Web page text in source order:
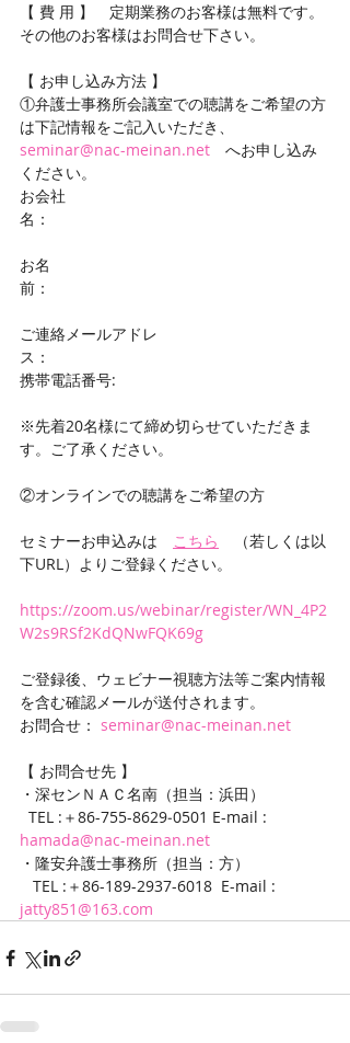
【 費 用 】　定期業務のお客様は無料です。
その他のお客様はお問合せ下さい。
【 お申し込み方法 】
①弁護士事務所会議室での聴講をご希望の方
は下記情報をご記入いただき、
seminar@nac-meinan.net へお申し込み
ください。
お会社
名：
お名
前：
ご連絡メールアドレ
ス：
携帯電話番号:
※先着20名様にて締め切らせていただきま
す。ご了承ください。
②オンラインでの聴講をご希望の方
セミナーお申込みは こちら
（若しくは以
下URL）よりご登録ください。
https://zoom.us/webinar/register/WN_4P2
W2s9RSf2KdQNwFQK69g
ご登録後、ウェビナー視聴方法等ご案内情報
を含む確認メールが送付されます。
お問合せ： seminar@nac-meinan.net
【 お問合せ先 】
・深センＮＡＣ名南（担当：浜田）
  TEL :＋86-755-8629‐0501 E-mail :
hamada@nac-meinan.net
・隆安弁護士事務所（担当：方）
   TEL :＋86-189-2937-6018  E-mail :
jatty851@163.com